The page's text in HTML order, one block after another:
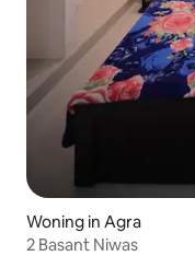
Woning in Agra
2 Basant Niwas